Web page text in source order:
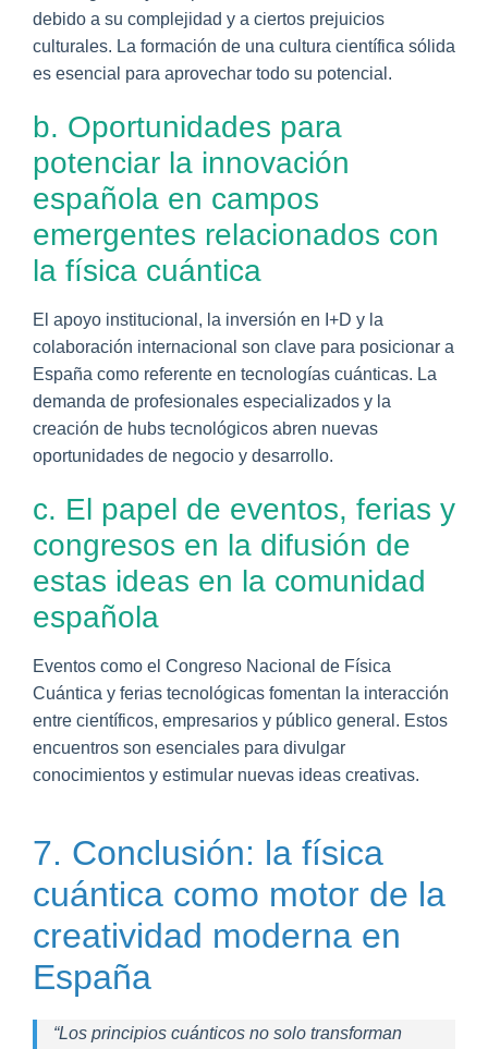
debido a su complejidad y a ciertos prejuicios
culturales. La formación de una cultura científica sólida
es esencial para aprovechar todo su potencial.
b. Oportunidades para
potenciar la innovación
española en campos
emergentes relacionados con
la física cuántica
El apoyo institucional, la inversión en I+D y la
colaboración internacional son clave para posicionar a
España como referente en tecnologías cuánticas. La
demanda de profesionales especializados y la
creación de hubs tecnológicos abren nuevas
oportunidades de negocio y desarrollo.
c. El papel de eventos, ferias y
congresos en la difusión de
estas ideas en la comunidad
española
Eventos como el Congreso Nacional de Física
Cuántica y ferias tecnológicas fomentan la interacción
entre científicos, empresarios y público general. Estos
encuentros son esenciales para divulgar
conocimientos y estimular nuevas ideas creativas.
7. Conclusión: la física
cuántica como motor de la
creatividad moderna en
España
“Los principios cuánticos no solo transforman